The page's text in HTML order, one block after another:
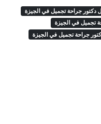
دكتور جراحة تجميل في الجيزة
تجميل في الجيزة
جراحة تجميل في الجيزة